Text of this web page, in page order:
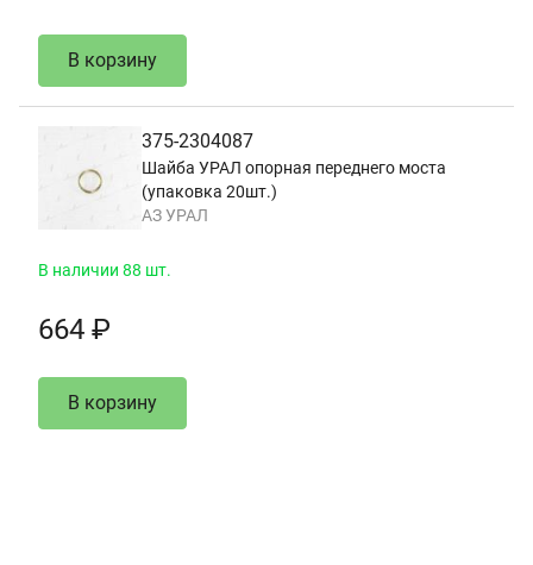
В корзину
375-2304087
Шайба УРАЛ опорная переднего моста
(упаковка 20шт.)
АЗ УРАЛ
В наличии 88 шт.
664 ₽
В корзину